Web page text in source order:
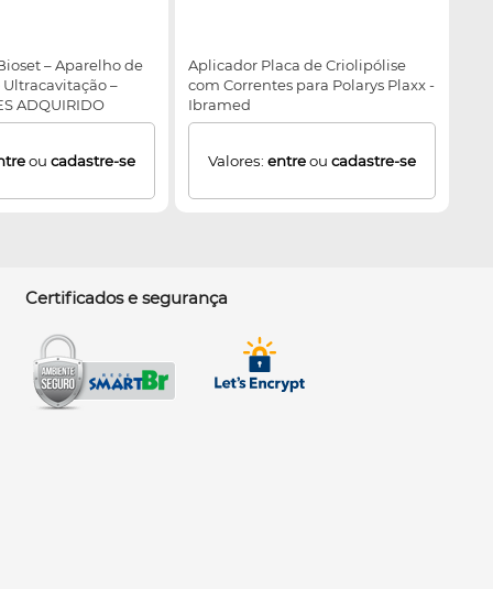
– Aparelho de
–
ADQUIRIDO
ou cadastre-se
Aplicador Placa de Criolipólise
com Correntes para Polarys Plaxx -
Ibramed
Valores: entreou cadastre-se
Certificados e segurança